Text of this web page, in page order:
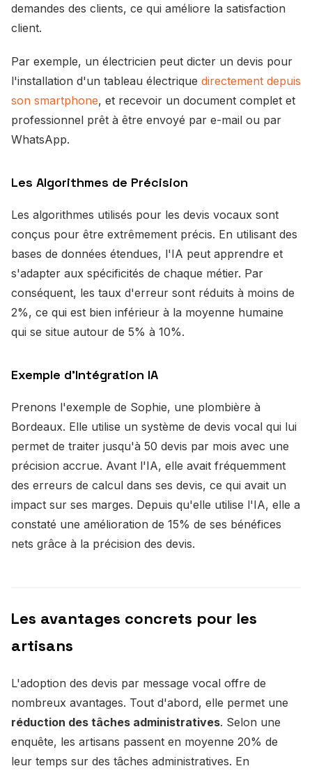
demandes des clients, ce qui améliore la satisfaction
client.
Par exemple, un électricien peut dicter un devis pour
l'installation d'un tableau électrique directement depuis
son smartphone, et recevoir un document complet et
professionnel prêt à être envoyé par e-mail ou par
WhatsApp.
Les Algorithmes de Précision
Les algorithmes utilisés pour les devis vocaux sont
conçus pour être extrêmement précis. En utilisant des
bases de données étendues, l'IA peut apprendre et
s'adapter aux spécificités de chaque métier. Par
conséquent, les taux d'erreur sont réduits à moins de
2%, ce qui est bien inférieur à la moyenne humaine
qui se situe autour de 5% à 10%.
Exemple d'Intégration IA
Prenons l'exemple de Sophie, une plombière à
Bordeaux. Elle utilise un système de devis vocal qui lui
permet de traiter jusqu'à 50 devis par mois avec une
précision accrue. Avant l'IA, elle avait fréquemment
des erreurs de calcul dans ses devis, ce qui avait un
impact sur ses marges. Depuis qu'elle utilise l'IA, elle a
constaté une amélioration de 15% de ses bénéfices
nets grâce à la précision des devis.
Les avantages concrets pour les
artisans
L'adoption des devis par message vocal offre de
nombreux avantages. Tout d'abord, elle permet une
réduction des tâches administratives. Selon une
enquête, les artisans passent en moyenne 20% de
leur temps sur des tâches administratives. En